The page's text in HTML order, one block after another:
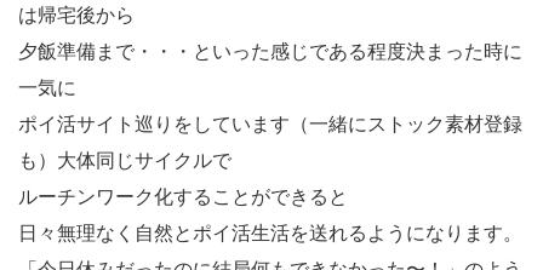
は帰宅後から
夕飯準備まで・・・といった感じである程度決まった時に
一気に
ポイ活サイト巡りをしています（一緒にストック素材登録
も） 大体同じサイクルで
ルーチンワーク化することができると
日々無理なく自然とポイ活生活を送れるようになります。